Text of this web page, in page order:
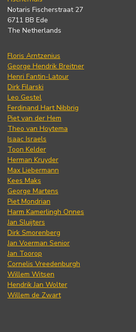
Notaris Fischerstraat 27
6711 BB Ede
The Netherlands
Floris Arntzenius
George Hendrik Breitner
Henri Fantin-Latour
Dirk Filarski
Leo Gestel
Ferdinand Hart Nibbrig
Piet van der Hem
Theo van Hoytema
Isaac Israels
Toon Kelder
Herman Kruyder
Max Liebermann
Kees Maks
George Martens
Piet Mondrian
Harm Kamerlingh Onnes
Jan Sluijters
Dirk Smorenberg
Jan Voerman Senior
Jan Toorop
Cornelis Vreedenburgh
Willem Witsen
Hendrik Jan Wolter
Willem de Zwart